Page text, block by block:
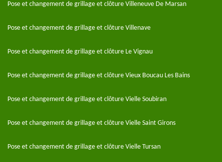
Pose et changement de grillage et clôture Villeneuve De Marsan
Pose et changement de grillage et clôture Villenave
Pose et changement de grillage et clôture Le Vignau
Pose et changement de grillage et clôture Vieux Boucau Les Bains
Pose et changement de grillage et clôture Vielle Soubiran
Pose et changement de grillage et clôture Vielle Saint Girons
Pose et changement de grillage et clôture Vielle Tursan